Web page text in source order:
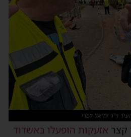
ד"ר יחיאל לסרי
קצר אזעקות הופעלו באשדוד